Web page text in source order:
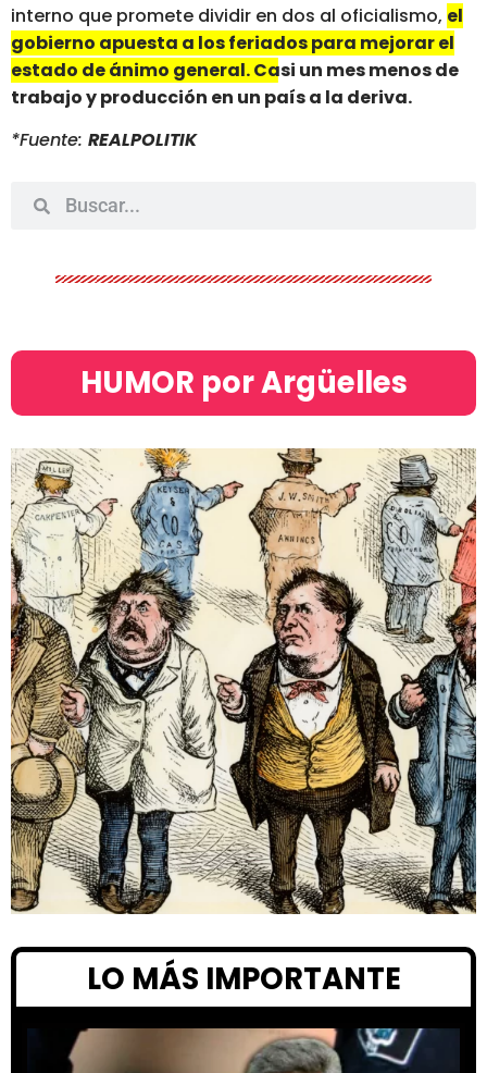
interno que promete dividir en dos al oficialismo, el
gobierno apuesta a los feriados para mejorar el
estado de ánimo general. Casi un mes menos de
trabajo y producción en un país a la deriva.
*Fuente: REALPOLITIK
HUMOR por Argüelles​
LO MÁS IMPORTANTE